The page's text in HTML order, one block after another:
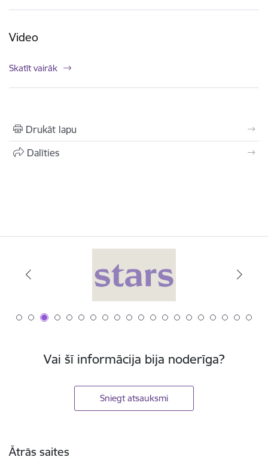
Video
Skatīt vairāk
Drukāt lapu
Dalīties
Vai šī informācija bija noderīga?
Sniegt atsauksmi
Ātrās saites